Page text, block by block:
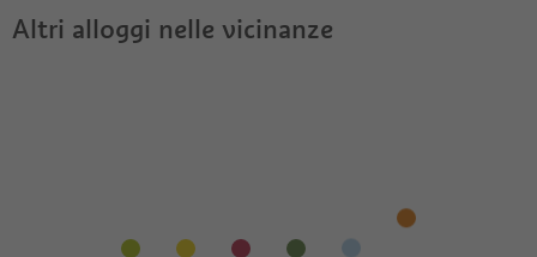
Altri alloggi nelle vicinanze